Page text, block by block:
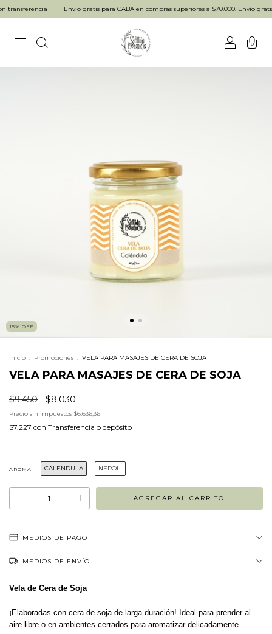
Envío gratis para CABA en compras superiores a $70.000. Envío
0
15% OFF
Inicio . Promociones . VELA PARA MASAJES DE CERA DE SOJA
VELA PARA MASAJES DE CERA DE SOJA
$9.450 $8.030
Precio sin impuestos $6.636,36
$7.227 con Transferencia o depósito
AROMA CALENDULA NEROLI
MEDIOS DE PAGO
MEDIOS DE ENVÍO
Vela de Cera de Soja
¡Elaboradas con cera de soja de larga duración! Ideal para prender al
aire libre o en ambientes cerrados para aromatizar delicadamente.